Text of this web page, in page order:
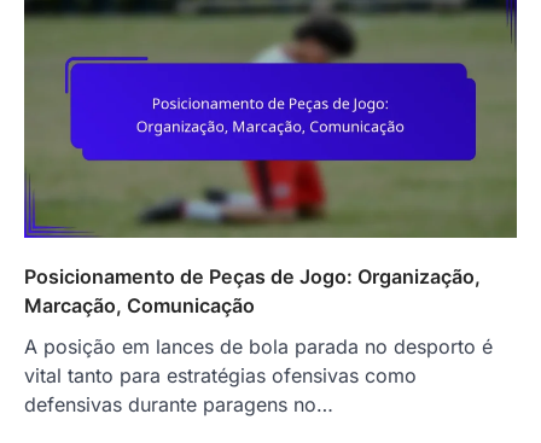
Posicionamento de Peças de Jogo: Organização,
Marcação, Comunicação
A posição em lances de bola parada no desporto é
vital tanto para estratégias ofensivas como
defensivas durante paragens no…